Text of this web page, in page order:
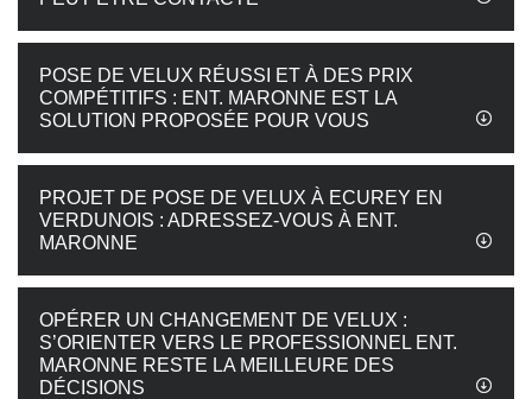
POSE DE VELUX RÉUSSI ET À DES PRIX
COMPÉTITIFS : ENT. MARONNE EST LA
SOLUTION PROPOSÉE POUR VOUS
PROJET DE POSE DE VELUX À ECUREY EN
VERDUNOIS : ADRESSEZ-VOUS À ENT.
MARONNE
OPÉRER UN CHANGEMENT DE VELUX :
S’ORIENTER VERS LE PROFESSIONNEL ENT.
MARONNE RESTE LA MEILLEURE DES
DÉCISIONS